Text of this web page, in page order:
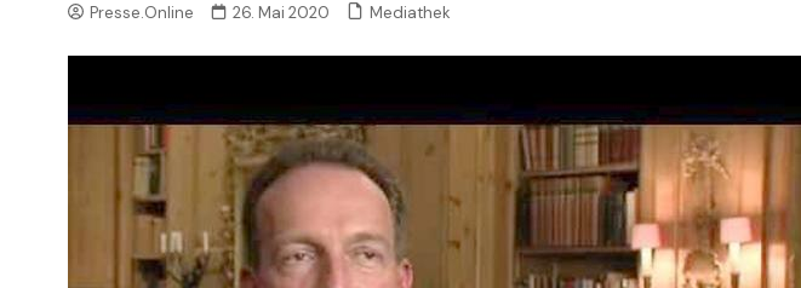
Presse.Online 26. Mai 2020 Mediathek